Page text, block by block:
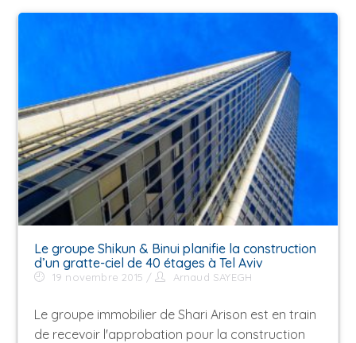
Le groupe Shikun & Binui planifie la construction
d’un gratte-ciel de 40 étages à Tel Aviv
19 novembre 2015 Arnaud SAYEGH
Le groupe immobilier de Shari Arison est en train
de recevoir l'approbation pour la construction